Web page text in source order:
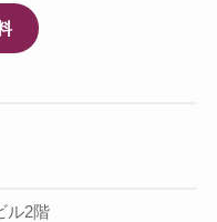
ル2階